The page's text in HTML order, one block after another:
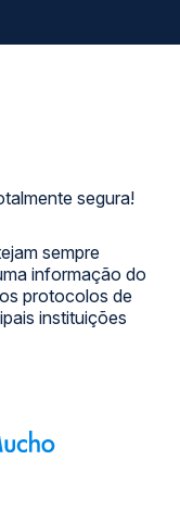
segura!
sempre
informação do
protocolos de
instituições